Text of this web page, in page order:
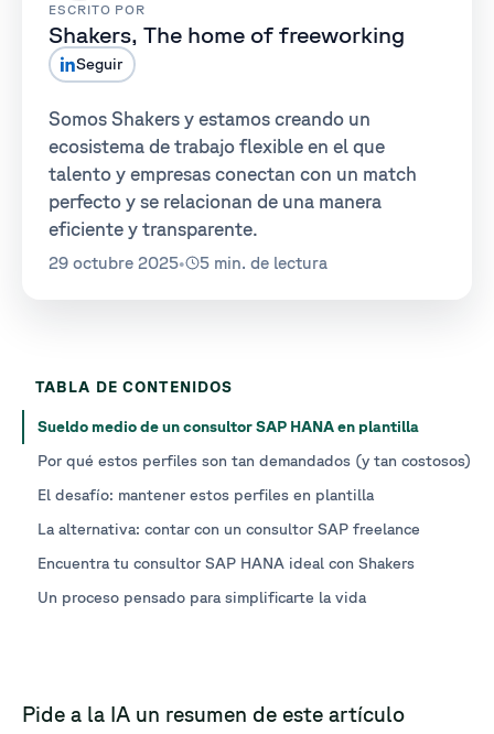
ESCRITO POR
Shakers, The home of freeworking
Seguir
Somos Shakers y estamos creando un
ecosistema de trabajo flexible en el que
talento y empresas conectan con un match
perfecto y se relacionan de una manera
eficiente y transparente.
29 octubre 2025• 5 min. de lectura
TABLA DE CONTENIDOS
Sueldo medio de un consultor SAP HANA en plantilla
Por qué estos perfiles son tan demandados (y tan costosos)
El desafío: mantener estos perfiles en plantilla
La alternativa: contar con un consultor SAP freelance
Encuentra tu consultor SAP HANA ideal con Shakers
Un proceso pensado para simplificarte la vida
Pide a la IA un resumen de este artículo